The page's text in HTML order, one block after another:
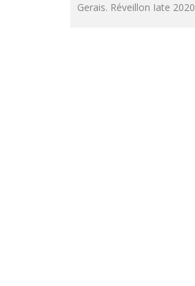
Gerais. Réveillon Iate 2020